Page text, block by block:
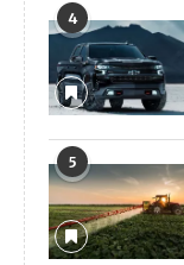
4
5